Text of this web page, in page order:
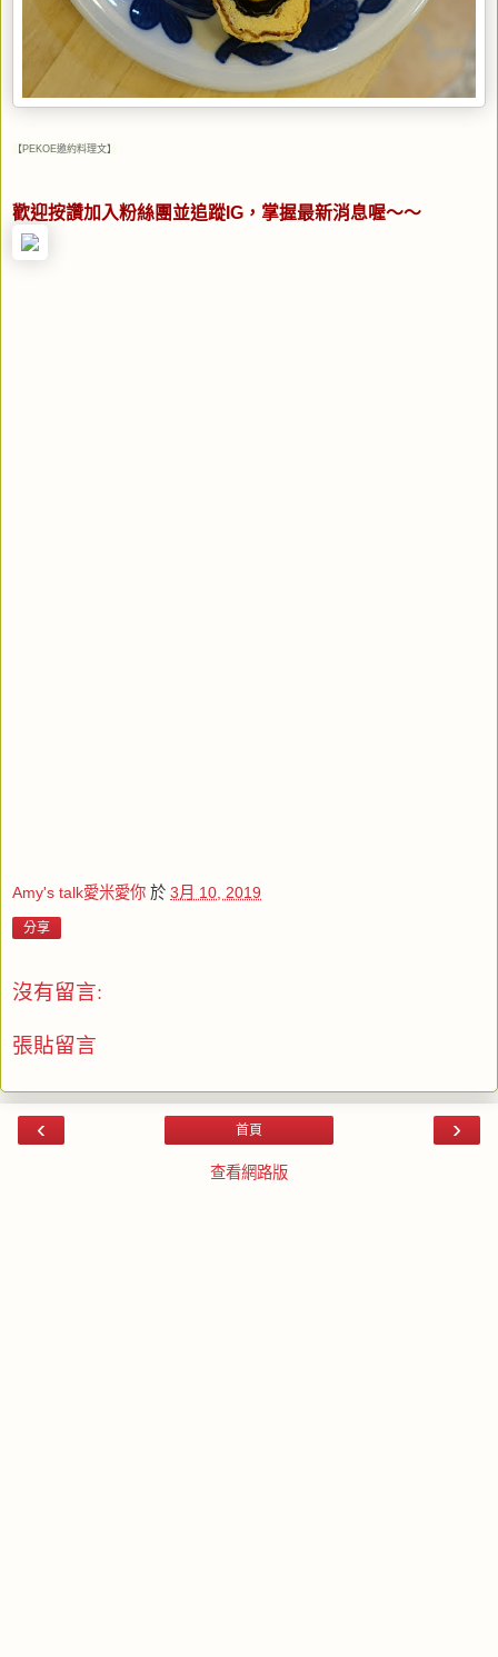
【PEKOE邀約料理文】
歡迎按讚加入粉絲團並追蹤IG，掌握最新消息喔～～
Amy's talk愛米愛你 於 3月 10, 2019
分享
沒有留言:
張貼留言
‹ ›
首頁
查看網路版